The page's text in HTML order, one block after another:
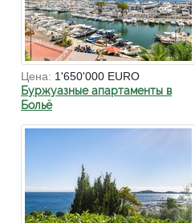
Цена: 1'650'000 EURO
Буржуазные апартаменты в
Больё